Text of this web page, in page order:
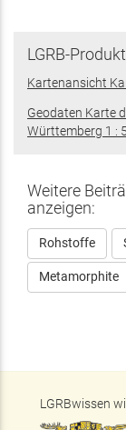
LGRB-
Kartenansicht
Geodaten Karte
Württemberg 1 :
Weitere
anzeigen:
Rohstoffe
Metamorphite
LGRBwissen